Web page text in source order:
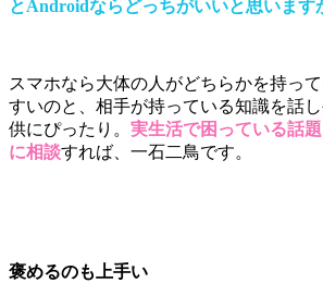
とAndroidならどっちがいいと思います
スマホなら大体の人がどちらかを持っ
すいのと、相手が持っている知識を話
供にぴったり。 実生活で困っている話
に相談すれば、一石二鳥です。
褒めるのも上手い